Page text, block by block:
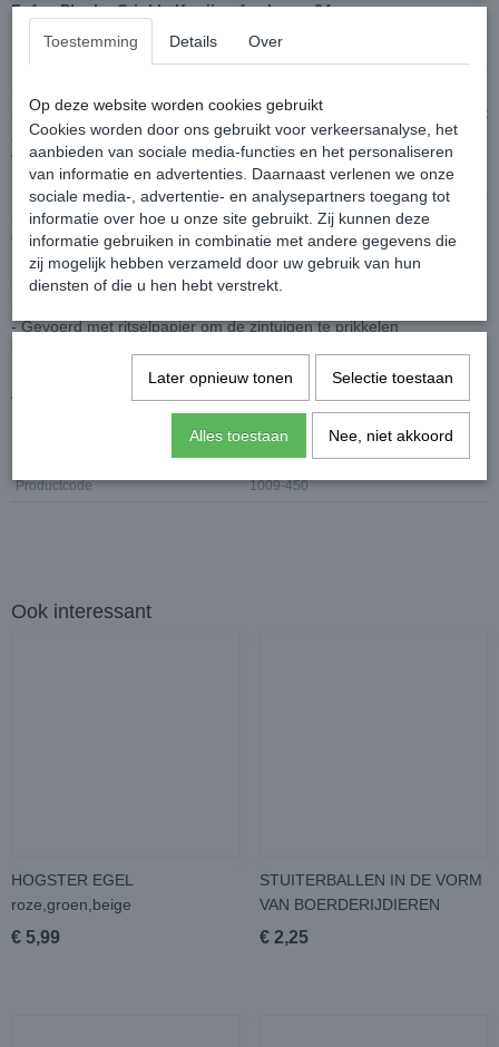
Fofos Pluche Crinkle Konijn of schaap 24 cm
De Fofos Pluche Crinkle Konijn 24 cm is puppyspeelgoed voor jouw
zintuigen te ontwikkelen. Dit schattige hondenspeelgoed is gemaakt
zonder vulling, en daardoor licht van gewicht en bijzonder geschikt
voor jonge honden.
Het konijn is gevoerd met ritselpapier en gemaakt van verschillende
structuren stof, om de zintuigen van jouw pup te helpen prikkelen
en ontwikkelen. De pieper maakt het speelgoed extra aantrekkelijk!
- Puppyspeelgoed van heerlijk zacht pluche
- Zonder vulling, licht van gewicht en geen troep
- Gevoerd met ritselpapier om de zintuigen te prikkelen
- Met pieper
Afmetingen: 24 cm
Productcode 1009-450
Ook interessant
HOGSTER EGEL
roze,groen,beige
€ 5,99
STUITERBALLEN IN DE VORM
VAN BOERDERIJDIEREN
€ 2,25
Toestemming Details Over
Op deze website worden cookies gebruikt
Cookies worden door ons gebruikt voor verkeersanalyse, het
aanbieden van sociale media-functies en het personaliseren
van informatie en advertenties. Daarnaast verlenen we onze
sociale media-, advertentie- en analysepartners toegang tot
informatie over hoe u onze site gebruikt. Zij kunnen deze
informatie gebruiken in combinatie met andere gegevens die
zij mogelijk hebben verzameld door uw gebruik van hun
diensten of die u hen hebt verstrekt.
Later opnieuw tonen Selectie toestaan
Alles toestaan Nee, niet akkoord